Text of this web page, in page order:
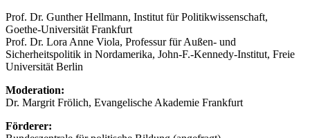
Prof. Dr. Gunther Hellmann, Institut für Politikwissenschaft,
Goethe-Universität Frankfurt
Prof. Dr. Lora Anne Viola, Professur für Außen- und
Sicherheitspolitik in Nordamerika, John-F.-Kennedy-Institut, Freie
Universität Berlin
Moderation:
Dr. Margrit Frölich, Evangelische Akademie Frankfurt
Förderer: